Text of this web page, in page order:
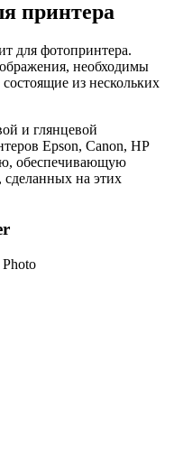
принтера
для фотопринтера.
необходимы
из нескольких
и глянцевой
Epson, Canon, HP
обеспечивающую
сделанных на этих